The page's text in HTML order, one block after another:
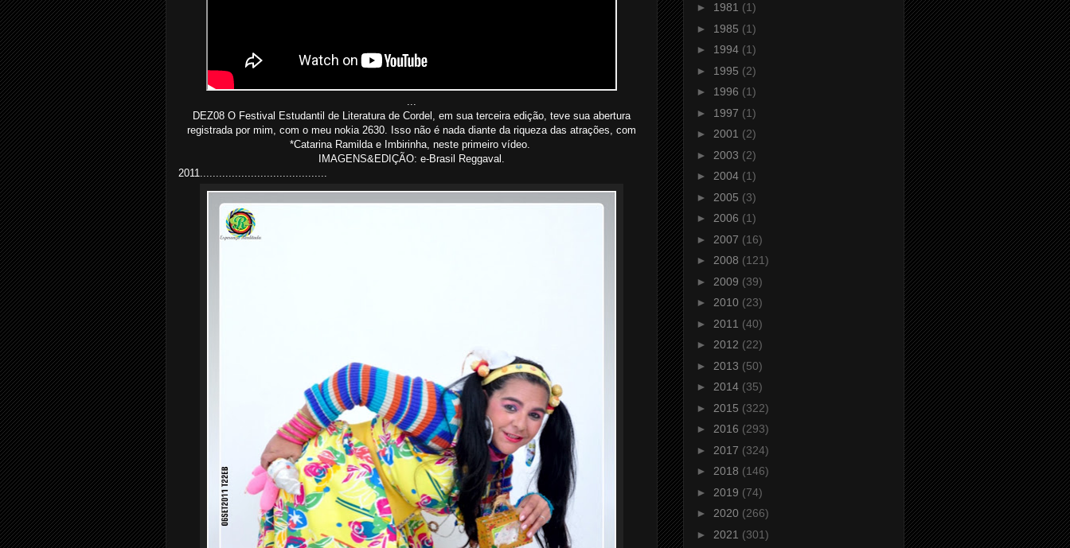
...
DEZ08 O Festival Estudantil de Literatura de Cordel, em sua terceira edição, teve sua abertura
registrada por mim, com o meu nokia 2630. Isso não é nada diante da riqueza das atrações, com
*Catarina Ramilda e Imbirinha, neste primeiro vídeo.
IMAGENS&EDIÇÃO: e-Brasil Reggaval.
2011........................................
► 1981 (1)
► 1985 (1)
► 1994 (1)
► 1995 (2)
► 1996 (1)
► 1997 (1)
► 2001 (2)
► 2003 (2)
► 2004 (1)
► 2005 (3)
► 2006 (1)
► 2007 (16)
► 2008 (121)
► 2009 (39)
► 2010 (23)
► 2011 (40)
► 2012 (22)
► 2013 (50)
► 2014 (35)
► 2015 (322)
► 2016 (293)
► 2017 (324)
► 2018 (146)
► 2019 (74)
► 2020 (266)
► 2021 (301)